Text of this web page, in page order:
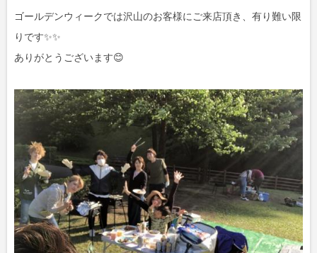
ゴールデンウィークでは沢山のお客様にご来店頂き、有り難い限
りです✨✨
ありがとうございます😊